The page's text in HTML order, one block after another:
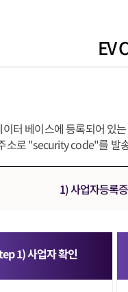
EV
터 베이스에 등록되어 있
소로 "security code"를
1) 사업자등록증
1) 사업자 확인